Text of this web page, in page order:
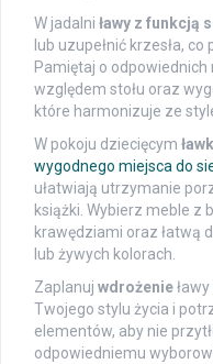
W jadalni ławy z funkcją
lub uzupełnić krzesła,
Pamiętaj o
względem stołu oraz
które harmonizuje ze
W pokoju dziecięcym
wygodnego miejsca do
ułatwiają utrzymanie
książki. Wybierz meble z
krawędziami oraz łatwą
lub żywych kolorach.
Zaplanuj wdrożenie
Twojego stylu życia i
elementów, aby nie
odpowiedniemu